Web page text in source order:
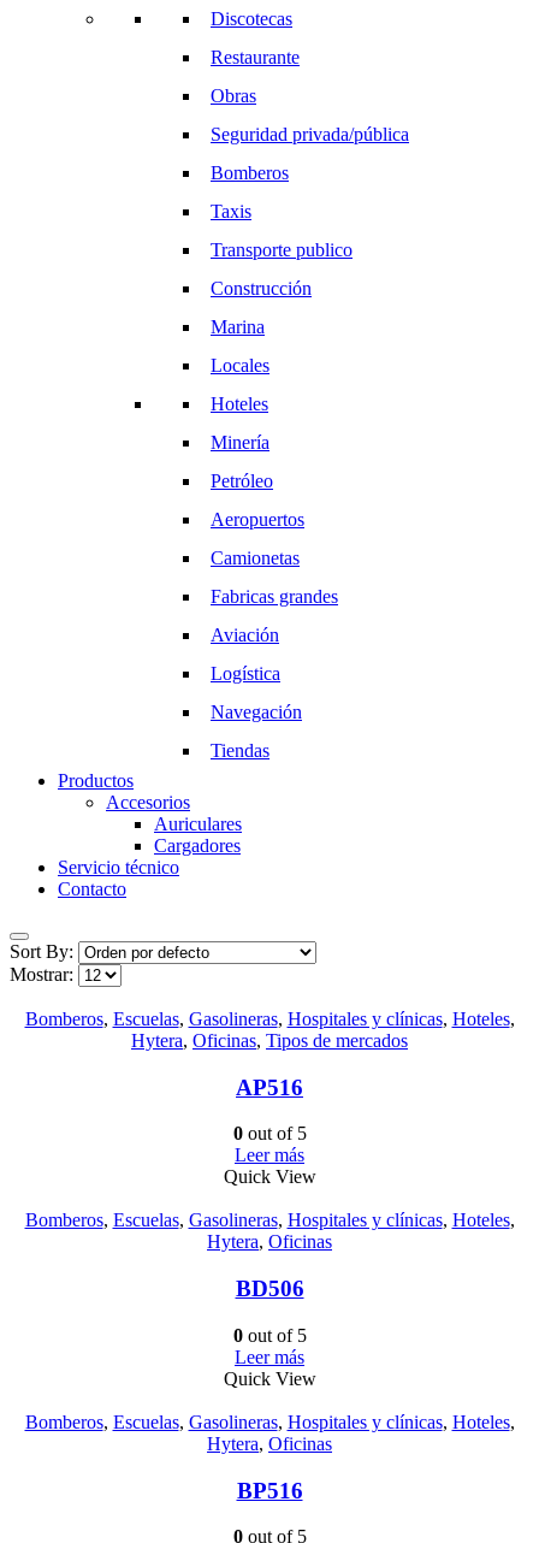
Discotecas
Restaurante
Obras
Seguridad privada/pública
Bomberos
Taxis
Transporte publico
Construcción
Marina
Locales
Hoteles
Minería
Petróleo
Aeropuertos
Camionetas
Fabricas grandes
Aviación
Logística
Navegación
Tiendas
Productos
Accesorios
Auriculares
Cargadores
Servicio técnico
Contacto
Sort By:
Mostrar:
Bomberos, Escuelas, Gasolineras, Hospitales y clínicas, Hoteles,
Hytera, Oficinas, Tipos de mercados
AP516
0out of 5
Leer más
Quick View
Bomberos, Escuelas, Gasolineras, Hospitales y clínicas, Hoteles,
Hytera, Oficinas
BD506
0out of 5
Leer más
Quick View
Bomberos, Escuelas, Gasolineras, Hospitales y clínicas, Hoteles,
Hytera, Oficinas
BP516
0out of 5